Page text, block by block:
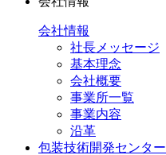
会社情報
社長メッセージ
基本理念
会社概要
事業所一覧
事業内容
沿革
包装技術開発センター